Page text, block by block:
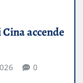
accende
0